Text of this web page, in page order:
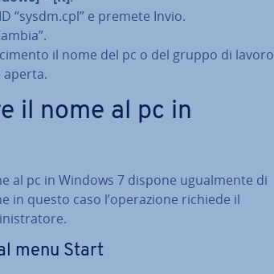
“sysdm.cpl” e premete Invio.
il nome del pc o del gruppo di lavoro
aperta.
il nome al pc in
al pc in Windows 7 dispone ugual­men­te di
in questo caso l’ope­ra­zio­ne richiede il
menu Start